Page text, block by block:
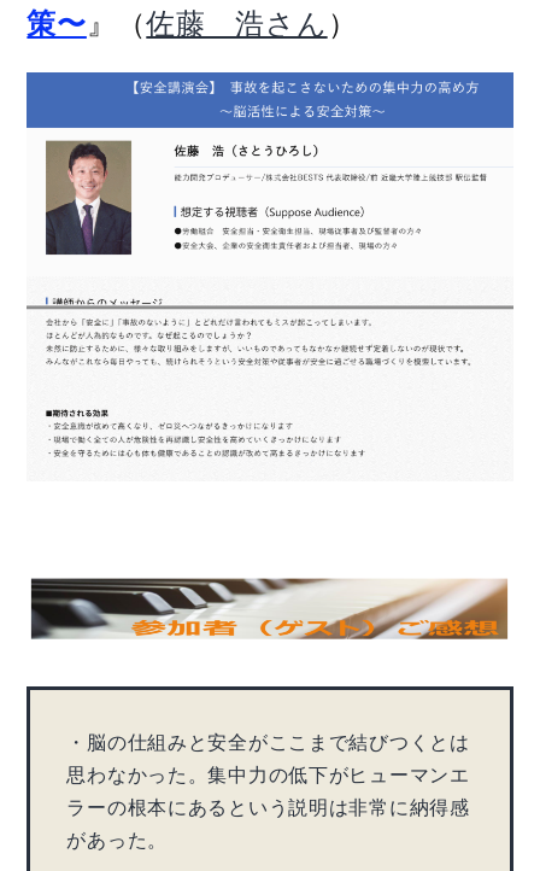
策〜 』（佐藤 浩さん ）
・脳の仕組みと安全がここまで結びつくとは
思わなかった。集中力の低下がヒューマンエ
ラーの根本にあるという説明は非常に納得感
があった。